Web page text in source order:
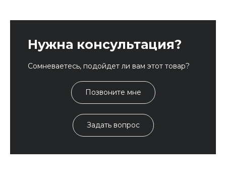
Нужна консультация?
Сомневаетесь, подойдет ли вам этот товар?
Позвоните мне
Задать вопрос